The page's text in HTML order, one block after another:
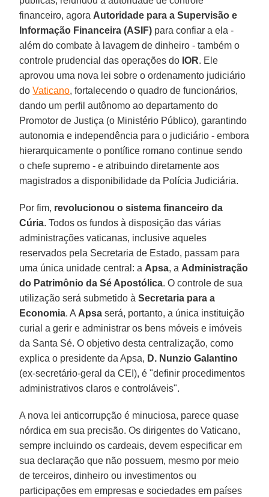
financeiro, agora Autoridade para a Supervisão e
Informação Financeira (ASIF) para confiar a ela -
além do combate à lavagem de dinheiro - também o
controle prudencial das operações do IOR. Ele
aprovou uma nova lei sobre o ordenamento judiciário
doVaticano, fortalecendo o quadro de funcionários,
dando um perfil autônomo ao departamento do
Promotor de Justiça (o Ministério Público), garantindo
autonomia e independência para o judiciário - embora
hierarquicamente o pontífice romano continue sendo
o chefe supremo - e atribuindo diretamente aos
magistrados a disponibilidade da Polícia Judiciária.
Por fim, revolucionou o sistema financeiro da
Cúria. Todos os fundos à disposição das várias
administrações vaticanas, inclusive aqueles
reservados pela Secretaria de Estado, passam para
uma única unidade central: a Apsa, a Administração
do Patrimônio da Sé Apostólica. O controle de sua
utilização será submetido àSecretaria para a
Economia. A Apsa será, portanto, a única instituição
curial a gerir e administrar os bens móveis e imóveis
da Santa Sé. O objetivo desta centralização, como
explica o presidente da Apsa, D. Nunzio Galantino
(ex-secretário-geral da CEI), é "definir procedimentos
administrativos claros e controláveis".
A nova lei anticorrupção é minuciosa, parece quase
nórdica em sua precisão. Os dirigentes do Vaticano,
sempre incluindo os cardeais, devem especificar em
sua declaração que não possuem, mesmo por meio
de terceiros, dinheiro ou investimentos ou
participações em empresas e sociedades em países